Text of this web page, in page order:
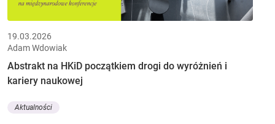
19.03.2026
Adam Wdowiak
Abstrakt na HKiD początkiem drogi do wyróżnień i
kariery naukowej
Aktualności